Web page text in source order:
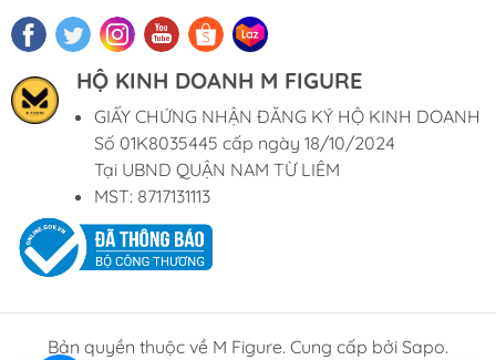
HỘ KINH DOANH M FIGURE
GIẤY CHỨNG NHẬN ĐĂNG KÝ HỘ KINH DOANH
Số 01K8035445 cấp ngày 18/10/2024
Tại UBND QUẬN NAM TỪ LIÊM
MST: 8717131113
Bản quyền thuộc về M Figure. Cung cấp bởi Sapo.